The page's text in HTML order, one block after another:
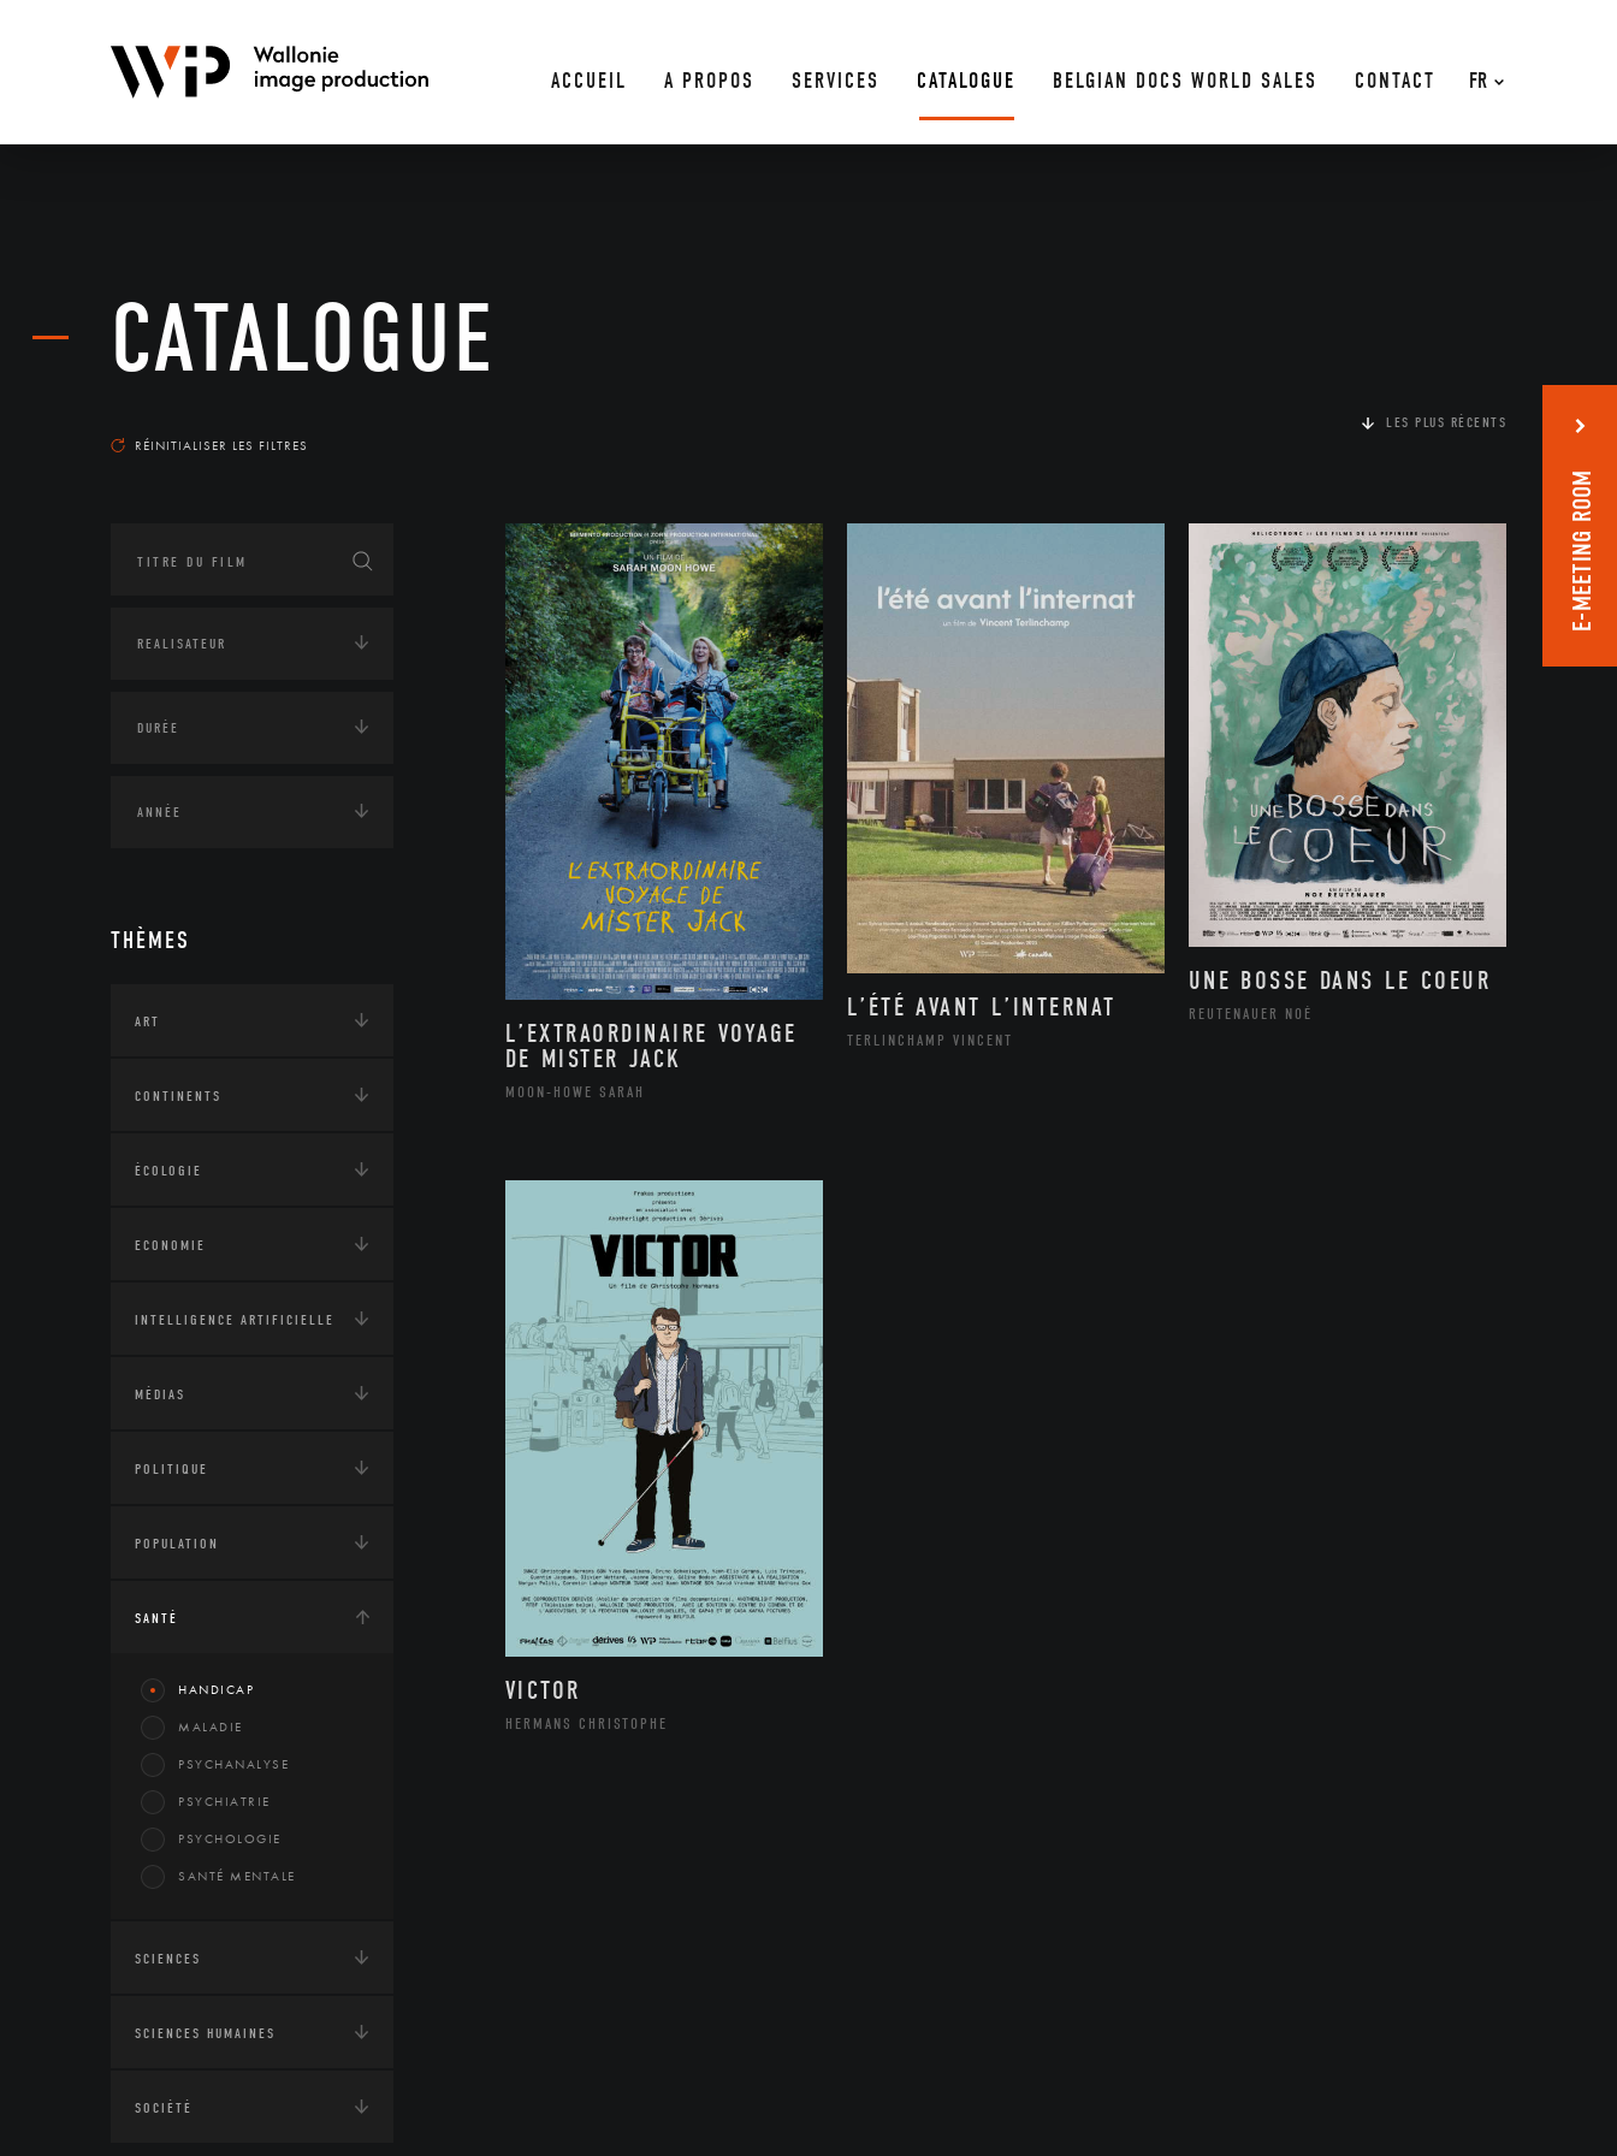
FR
ACCUEIL A PROPOS SERVICES CATALOGUE BELGIAN DOCS WORLD SALES CONTACT
CATALOGUE
RÉINITIALISER LES FILTRES
THÈMES
ART
CONTINENTS
ÉCOLOGIE
ECONOMIE
INTELLIGENCE ARTIFICIELLE
MÉDIAS
POLITIQUE
POPULATION
SANTÉ
HANDICAP
MALADIE
PSYCHANALYSE
PSYCHIATRIE
PSYCHOLOGIE
SANTÉ MENTALE
SCIENCES
SCIENCES HUMAINES
SOCIÉTÉ
LES PLUS RÉCENTS
L’EXTRAORDINAIRE VOYAGE
DE MISTER JACK
MOON-HOWE SARAH
L’ÉTÉ AVANT L’INTERNAT
TERLINCHAMP VINCENT
UNE BOSSE DANS LE COEUR
REUTENAUER NOÉ
VICTOR
HERMANS CHRISTOPHE
E-MEETING ROOM